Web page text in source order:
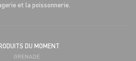
et la poissonnerie.
DU MOMENT
GRENADE